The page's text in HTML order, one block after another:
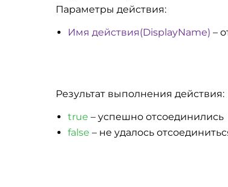
Параметры действия:
Имя действия(DisplayName) –
Результат выполнения действия:
true – успешно отсоединились
false – не удалось